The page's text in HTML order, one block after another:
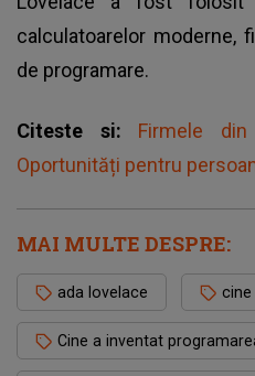
calculatoarelor moderne,
de programare.
Citeste si: Firmele
Oportunități pentru
MAI MULTE DESPRE:
ada lovelace
Cine a inventat